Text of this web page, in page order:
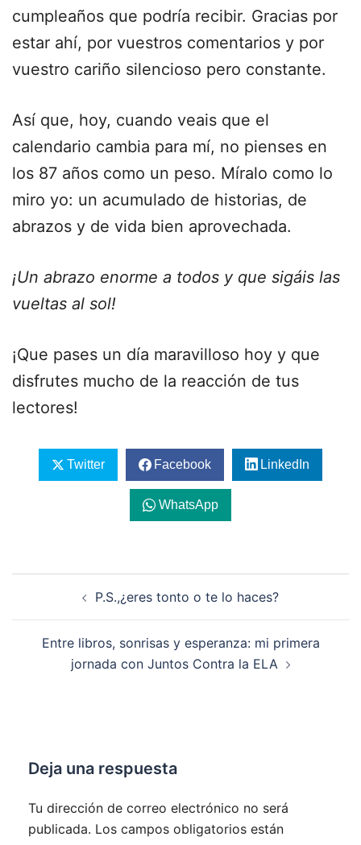
cumpleaños que podría recibir. Gracias por
estar ahí, por vuestros comentarios y por
vuestro cariño silencioso pero constante.
Así que, hoy, cuando veais que el
calendario cambia para mí, no pienses en
los 87 años como un peso. Míralo como lo
miro yo: un acumulado de historias, de
abrazos y de vida bien aprovechada.
¡Un abrazo enorme a todos y que sigáis las
vueltas al sol!
¡Que pases un día maravilloso hoy y que
disfrutes mucho de la reacción de tus
lectores!
Twitter Facebook LinkedIn
WhatsApp
P.S.,¿eres tonto o te lo haces?
Entre libros, sonrisas y esperanza: mi primera
jornada con Juntos Contra la ELA
Deja una respuesta
Tu dirección de correo electrónico no será
publicada. Los campos obligatorios están